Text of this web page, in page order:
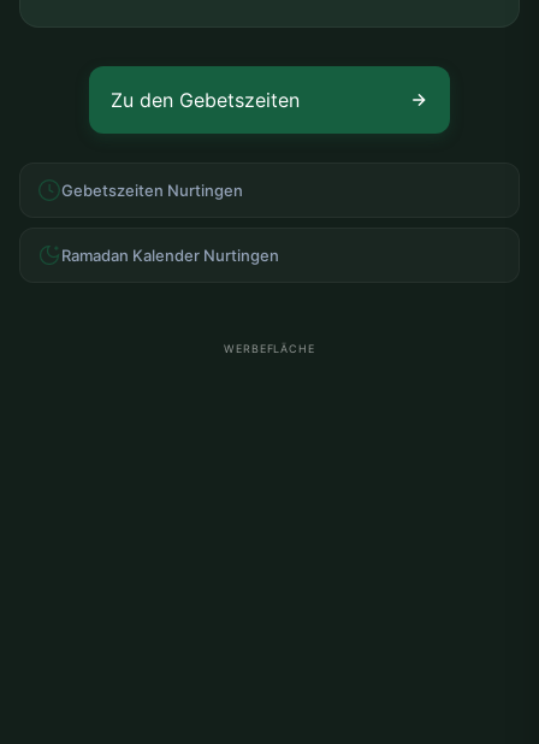
Zu den Gebetszeiten
Gebetszeiten Nurtingen
Ramadan Kalender Nurtingen
WERBEFLÄCHE